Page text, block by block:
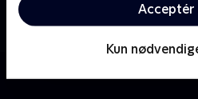
Acceptér
Kun
har pels, og han er omtrent
Masha!